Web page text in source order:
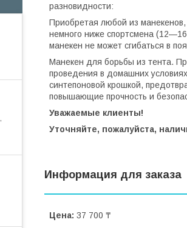
разновидности:
Приобретая любой из
немного ниже спортсмена
манекен не может сгибаться в
Манекен для борьбы из тента.
проведения в домашних
синтепоновой крошкой,
повышающие прочность и
Уважаемые клиенты!
Уточняйте, пожалуйста,
Информация для заказа
Цена: 37 700 ₸